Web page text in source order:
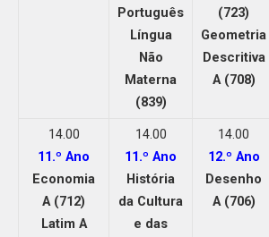
Português
Língua
Não
Materna
(839)
(723)
Geometria
Descritiva
A (708)
14.00
11.º Ano
Economia
A (712)
Latim A
14.00
11.º Ano
História
da Cultura
e das
14.00
12.º Ano
Desenho
A (706)